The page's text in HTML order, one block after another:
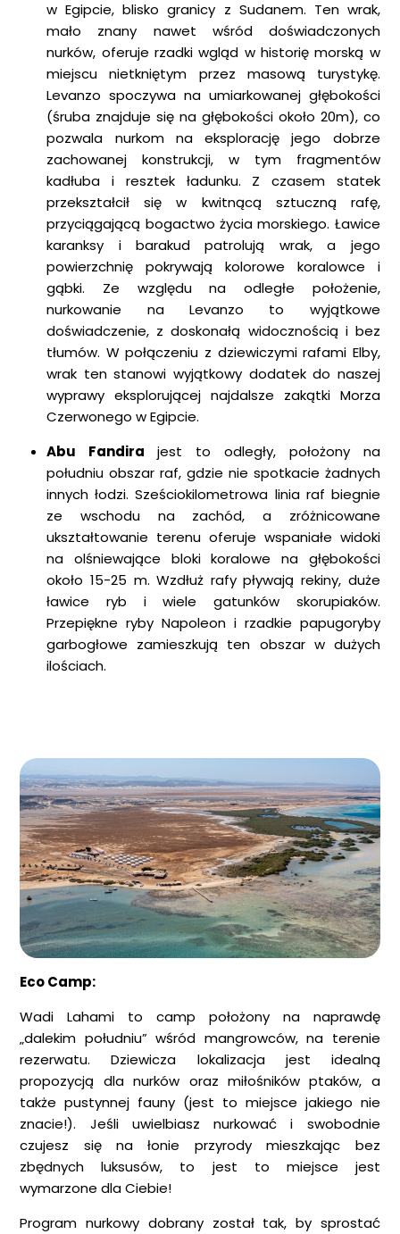
w Egipcie, blisko granicy z Sudanem. Ten wrak,
mało znany nawet wśród doświadczonych
nurków, oferuje rzadki wgląd w historię morską w
miejscu nietkniętym przez masową turystykę.
Levanzo spoczywa na umiarkowanej głębokości
(śruba znajduje się na głębokości około 20m), co
pozwala nurkom na eksplorację jego dobrze
zachowanej konstrukcji, w tym fragmentów
kadłuba i resztek ładunku. Z czasem statek
przekształcił się w kwitnącą sztuczną rafę,
przyciągającą bogactwo życia morskiego. Ławice
karanksy i barakud patrolują wrak, a jego
powierzchnię pokrywają kolorowe koralowce i
gąbki. Ze względu na odległe położenie,
nurkowanie na Levanzo to wyjątkowe
doświadczenie, z doskonałą widocznością i bez
tłumów. W połączeniu z dziewiczymi rafami Elby,
wrak ten stanowi wyjątkowy dodatek do naszej
wyprawy eksplorującej najdalsze zakątki Morza
Czerwonego w Egipcie.
Abu Fandirajest to odległy, położony na
południu obszar raf, gdzie nie spotkacie żadnych
innych łodzi. Sześciokilometrowa linia raf biegnie
ze wschodu na zachód, a zróżnicowane
ukształtowanie terenu oferuje wspaniałe widoki
na olśniewające bloki koralowe na głębokości
około 15-25 m. Wzdłuż rafy pływają rekiny, duże
ławice ryb i wiele gatunków skorupiaków.
Przepiękne ryby Napoleon i rzadkie papugoryby
garbogłowe zamieszkują ten obszar w dużych
ilościach.
Eco Camp:
Wadi Lahami to camp położony na naprawdę
„dalekim południu” wśród mangrowców, na terenie
rezerwatu. Dziewicza lokalizacja jest idealną
propozycją dla nurków oraz miłośników ptaków, a
także pustynnej fauny (jest to miejsce jakiego nie
znacie!). Jeśli uwielbiasz nurkować i swobodnie
czujesz się na łonie przyrody mieszkając bez
zbędnych luksusów, to jest to miejsce jest
wymarzone dla Ciebie!
Program nurkowy dobrany został tak, by sprostać